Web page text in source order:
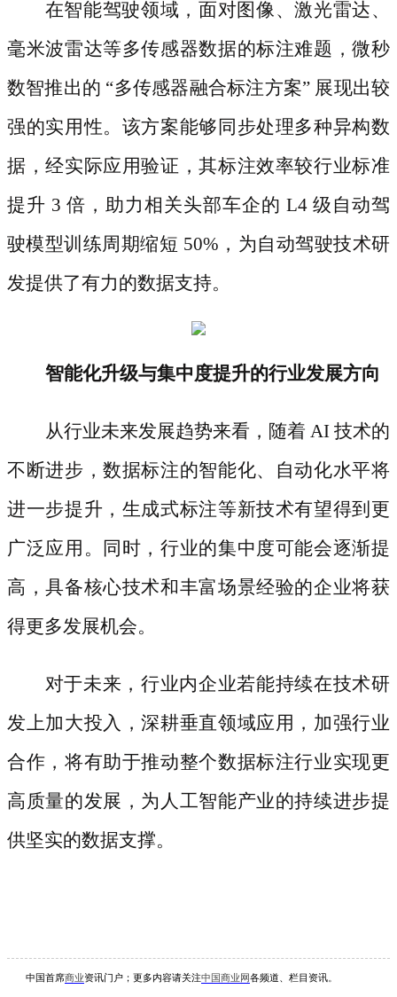
在智能驾驶领域，面对图像、激光雷达、
毫米波雷达等多传感器数据的标注难题，微秒
数智推出的 “多传感器融合标注方案” 展现出较
强的实用性。该方案能够同步处理多种异构数
据，经实际应用验证，其标注效率较行业标准
提升 3 倍，助力相关头部车企的 L4 级自动驾
驶模型训练周期缩短 50%，为自动驾驶技术研
发提供了有力的数据支持。
智能化升级与集中度提升的行业发展方向
从行业未来发展趋势来看，随着 AI 技术的
不断进步，数据标注的智能化、自动化水平将
进一步提升，生成式标注等新技术有望得到更
广泛应用。同时，行业的集中度可能会逐渐提
高，具备核心技术和丰富场景经验的企业将获
得更多发展机会。
对于未来，行业内企业若能持续在技术研
发上加大投入，深耕垂直领域应用，加强行业
合作，将有助于推动整个数据标注行业实现更
高质量的发展，为人工智能产业的持续进步提
供坚实的数据支撑。
中国首席商业资讯门户；更多内容请关注中国商业网各频道、栏目资讯